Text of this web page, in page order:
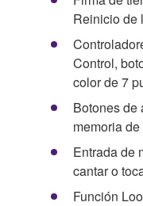
Reinicio de
Control,
color de 7
Botones de
memoria
Entrada de
cantar o
Función